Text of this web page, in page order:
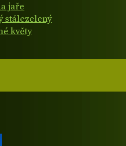
jaře
stálezelený
květy